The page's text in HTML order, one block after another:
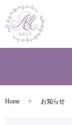
Home お知らせ